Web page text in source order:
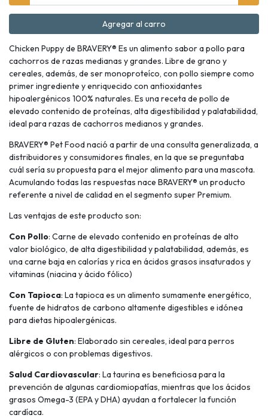
Agregar al carro
Chicken Puppy de BRAVERY® Es un alimento sabor a pollo para
cachorros de razas medianas y grandes. Libre de grano y
cereales, además, de ser monoproteíco, con pollo siempre como
primer ingrediente y enriquecido con antioxidantes
hipoalergénicos 100% naturales. Es una receta de pollo de
elevado contenido de proteínas, alta digestibilidad y palatabilidad,
ideal para razas de cachorros medianos y grandes.
BRAVERY® Pet Food nació a partir de una consulta generalizada, a
distribuidores y consumidores finales, en la que se preguntaba
cuál sería su propuesta para el mejor alimento para una mascota.
Acumulando todas las respuestas nace BRAVERY® un producto
referente a nivel de calidad en el segmento super Premium.
Las ventajas de este producto son:
Con Pollo: Carne de elevado contenido en proteínas de alto
valor biológico, de alta digestibilidad y palatabilidad, además, es
una carne baja en calorías y rica en ácidos grasos insaturados y
vitaminas (niacina y ácido fólico)
Con Tapioca: La tapioca es un alimento sumamente energético,
fuente de hidratos de carbono altamente digestibles e idónea
para dietas hipoalergénicas.
Libre de Gluten: Elaborado sin cereales, ideal para perros
alérgicos o con problemas digestivos.
Salud Cardiovascular: La taurina es beneficiosa para la
prevención de algunas cardiomiopatías, mientras que los ácidos
grasos Omega-3 (EPA y DHA) ayudan a fortalecer la función
cardíaca.